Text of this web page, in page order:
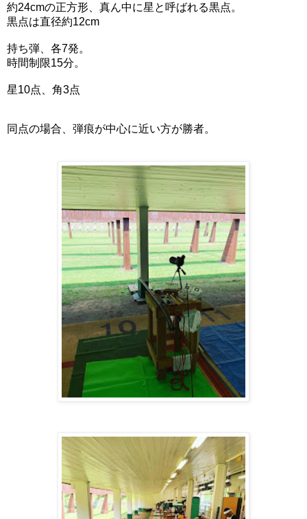
約24cmの正方形、真ん中に星と呼ばれる黒点。
黒点は直径約12cm
持ち弾、各7発。
時間制限15分。
星10点、角3点
同点の場合、弾痕が中心に近い方が勝者。